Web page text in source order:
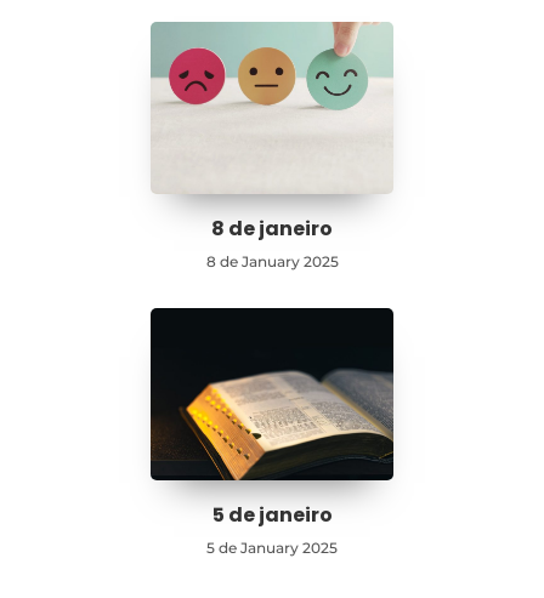
8 de janeiro
8 de January 2025
5 de janeiro
5 de January 2025